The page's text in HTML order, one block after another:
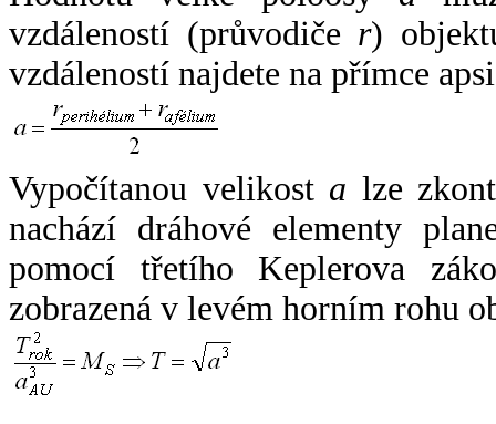
vzdáleností (průvodiče r)
vzdáleností najdete na přímce
Vypočítanou velikost a lze
nachází dráhové elementy
pomocí třetího Keplerova
zobrazená v levém horním rohu